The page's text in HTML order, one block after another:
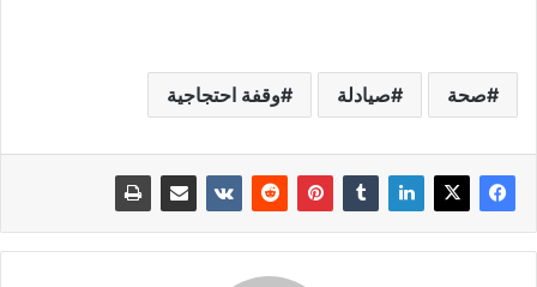
صحة صيادلة وقفة احتجاجية